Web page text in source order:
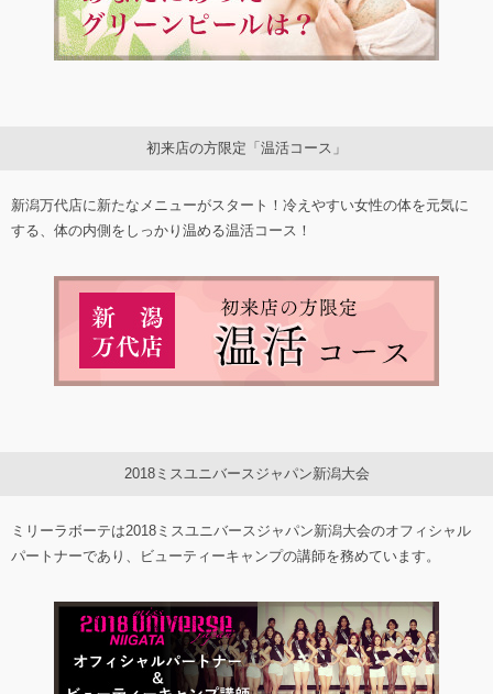
初来店の方限定「温活コース」
新潟万代店に新たなメニューがスタート！冷えやすい女性の体を元気に
する、体の内側をしっかり温める温活コース！
2018ミスユニバースジャパン新潟大会
ミリーラボーテは2018ミスユニバースジャパン新潟大会のオフィシャル
パートナーであり、ビューティーキャンプの講師を務めています。